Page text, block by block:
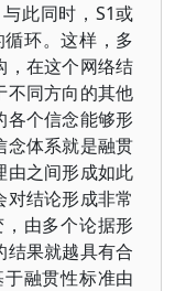
此同时，S1或
环。这样，多
，在这个网络结
不同方向的其他
各个信念能够形
念体系就是融贯
由之间形成如此
结论形成非常
由多个论据形
结果就越具有合
融贯性标准由